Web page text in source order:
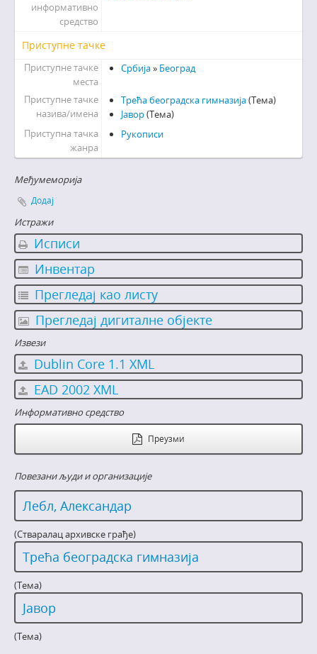
информативно
средство
Приступне тачке
Приступне тачке
места
Србија» Београд
Приступне тачке
назива/имена
Трећа београдска гимназија(Тема)
Јавор(Тема)
Приступна тачка
жанра
Рукописи
Међумеморија
Додај
Истражи
Исписи
Инвентар
Прегледај као листу
Прегледај дигиталне објекте
Извези
Dublin Core 1.1 XML
EAD 2002 XML
Информативно средство
Преузми
Повезани људи и организације
Лебл, Александар
(Стваралац архивске грађе)
Трећа београдска гимназија
(Тема)
Јавор
(Тема)